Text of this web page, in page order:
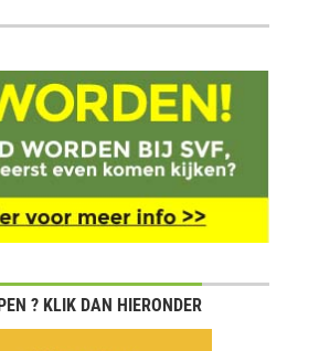
? KLIK DAN HIERONDER